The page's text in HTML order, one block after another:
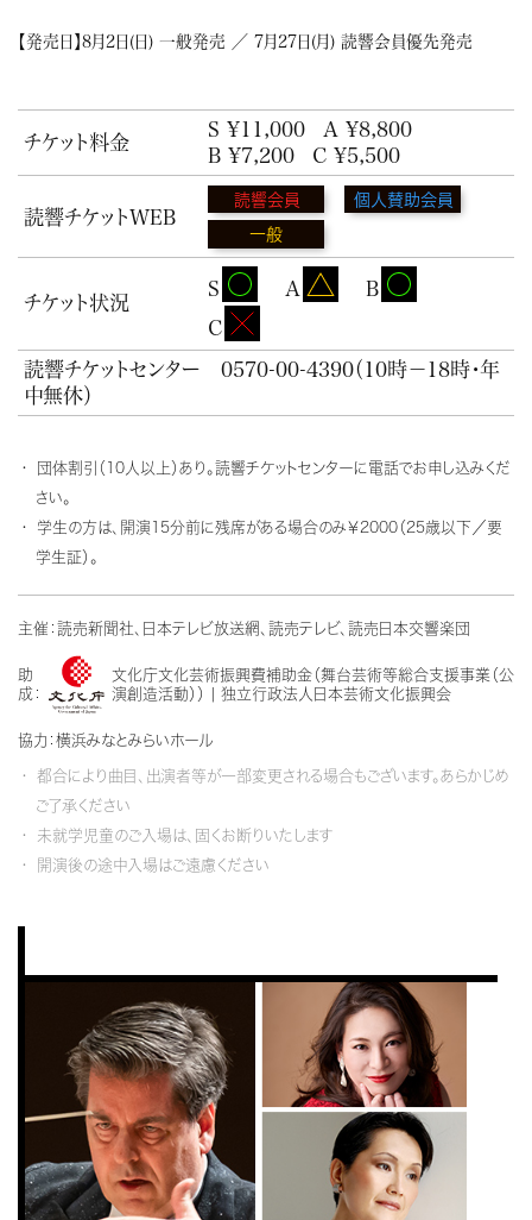
【発売日】8月2日(日) 一般発売 ／ 7月27日(月) 読響会員優先発売
チケット料金
S ¥11,000
A ¥8,800
B ¥7,200
C ¥5,500
読響チケットWEB
読響会員 個人賛助会員
一般
チケット状況
S A
B
C
読響チケットセンター 0570-00-4390（10時－18時・年
中無休）
団体割引（10人以上）あり。読響チケットセンターに電話でお申し込みくだ
さい。
学生の方は、開演15分前に残席がある場合のみ￥2000（25歳以下／要
学生証）。
主催：読売新聞社、日本テレビ放送網、読売テレビ、読売日本交響楽団
助
成：
文化庁文化芸術振興費補助金（舞台芸術等総合支援事業（公
演創造活動）） | 独立行政法人日本芸術文化振興会
協力：横浜みなとみらいホール
都合により曲目、出演者等が一部変更される場合もございます。あらかじめ
ご了承ください
未就学児童のご入場は、固くお断りいたします
開演後の途中入場はご遠慮ください